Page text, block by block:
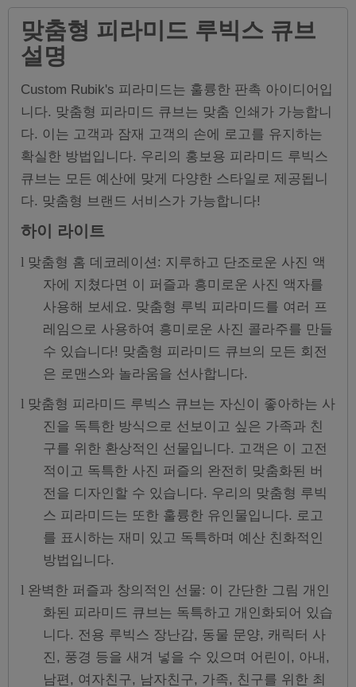
맞춤형 피라미드 루빅스 큐브
설명
Custom Rubik's 피라미드는 훌륭한 판촉 아이디어입
니다. 맞춤형 피라미드 큐브는 맞춤 인쇄가 가능합니
다. 이는 고객과 잠재 고객의 손에 로고를 유지하는
확실한 방법입니다. 우리의 홍보용 피라미드 루빅스
큐브는 모든 예산에 맞게 다양한 스타일로 제공됩니
다. 맞춤형 브랜드 서비스가 가능합니다!
하이 라이트
l 맞춤형 홈 데코레이션: 지루하고 단조로운 사진 액
자에 지쳤다면 이 퍼즐과 흥미로운 사진 액자를
사용해 보세요. 맞춤형 루빅 피라미드를 여러 프
레임으로 사용하여 흥미로운 사진 콜라주를 만들
수 있습니다! 맞춤형 피라미드 큐브의 모든 회전
은 로맨스와 놀라움을 선사합니다.
l 맞춤형 피라미드 루빅스 큐브는 자신이 좋아하는 사
진을 독특한 방식으로 선보이고 싶은 가족과 친
구를 위한 환상적인 선물입니다. 고객은 이 고전
적이고 독특한 사진 퍼즐의 완전히 맞춤화된 버
전을 디자인할 수 있습니다. 우리의 맞춤형 루빅
스 피라미드는 또한 훌륭한 유인물입니다. 로고
를 표시하는 재미 있고 독특하며 예산 친화적인
방법입니다.
l 완벽한 퍼즐과 창의적인 선물: 이 간단한 그림 개인
화된 피라미드 큐브는 독특하고 개인화되어 있습
니다. 전용 루빅스 장난감, 동물 문양, 캐릭터 사
진, 풍경 등을 새겨 넣을 수 있으며 어린이, 아내,
남편, 여자친구, 남자친구, 가족, 친구를 위한 최